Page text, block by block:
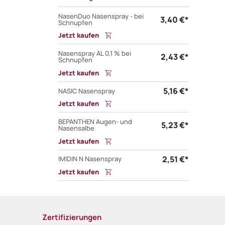
NasenDuo Nasenspray - bei
Schnupfen 3,40 €*
Jetzt kaufen
Nasenspray AL 0,1 % bei
Schnupfen 2,43 €*
Jetzt kaufen
NASIC Nasenspray
5,16 €*
Jetzt kaufen
BEPANTHEN Augen- und
Nasensalbe 5,23 €*
Jetzt kaufen
IMIDIN N Nasenspray
2,51 €*
Jetzt kaufen
Zertifizierungen